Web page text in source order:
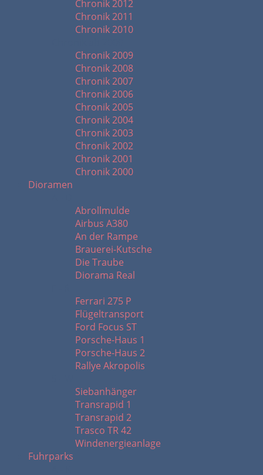
Chronik 2012
Chronik 2011
Chronik 2010
Chronik 2009
Chronik 2008
Chronik 2007
Chronik 2006
Chronik 2005
Chronik 2004
Chronik 2003
Chronik 2002
Chronik 2001
Chronik 2000
Dioramen
Abrollmulde
Airbus A380
An der Rampe
Brauerei-Kutsche
Die Traube
Diorama Real
Ferrari 275 P
Flügeltransport
Ford Focus ST
Porsche-Haus 1
Porsche-Haus 2
Rallye Akropolis
Siebanhänger
Transrapid 1
Transrapid 2
Trasco TR 42
Windenergieanlage
Fuhrparks